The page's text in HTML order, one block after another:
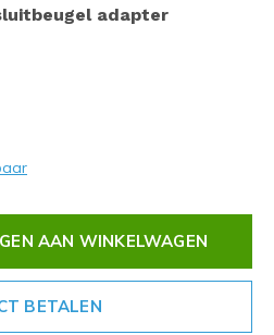
adapter
AAN WINKELWAGEN
BETALEN